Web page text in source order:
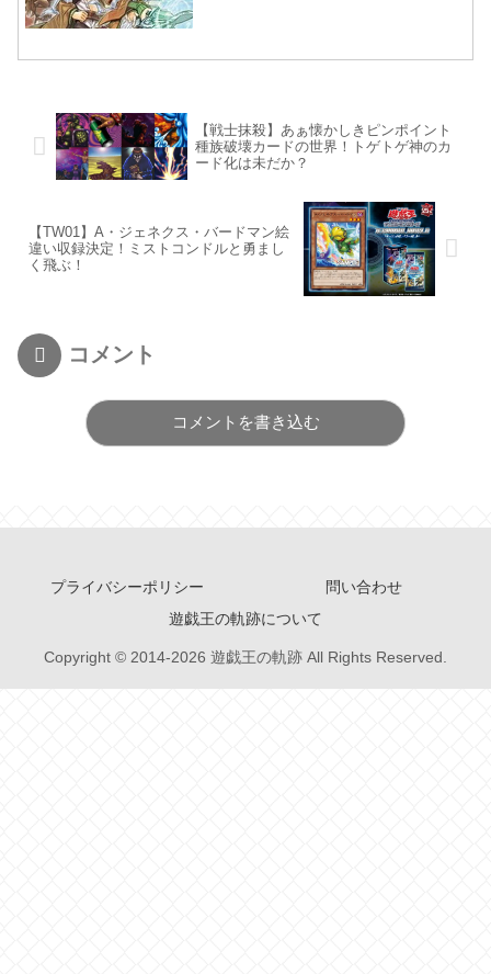
【戦士抹殺】あぁ懐かしきピンポイント
種族破壊カードの世界！トゲトゲ神のカ
ード化は未だか？
【TW01】A・ジェネクス・バードマン絵
違い収録決定！ミストコンドルと勇まし
く飛ぶ！
コメント
コメントを書き込む
プライバシーポリシー
問い合わせ
遊戯王の軌跡について
Copyright © 2014-2026 遊戯王の軌跡 All Rights Reserved.